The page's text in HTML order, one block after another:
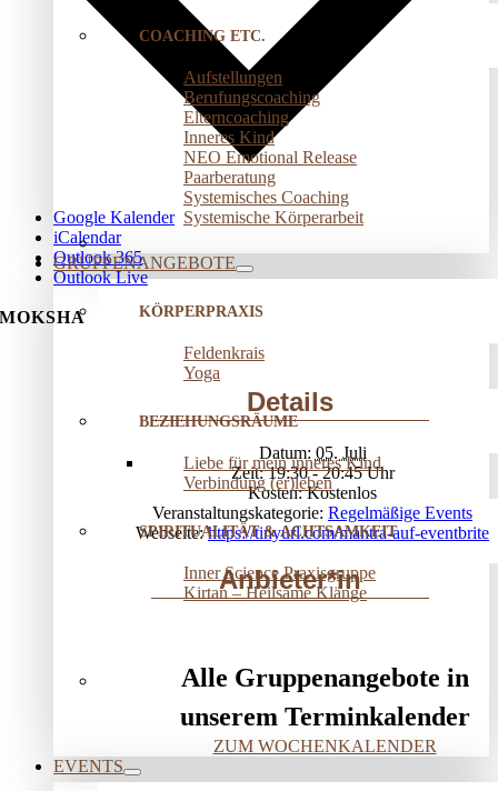
COACHING ETC.
Aufstellungen
Berufungscoaching
Elterncoaching
Inneres Kind
NEO Emotional Release
Paarberatung
Systemisches Coaching
Systemische Körperarbeit
GRUPPENANGEBOTE
KÖRPERPRAXIS
Feldenkrais
Yoga
BEZIEHUNGSRÄUME
Liebe für mein inneres Kind
Verbindung (er)leben
SPIRITUALITÄT & ACHTSAMKEIT
Inner Science Praxisgruppe
Kirtan – Heilsame Klänge
Alle Gruppenangebote in
unserem Terminkalender
ZUM WOCHENKALENDER
EVENTS
Google Kalender
iCalendar
Outlook 365
Outlook Live
Details
Datum: 05. Juli
Zeit: 19:30 - 20:45
Kosten: Kostenlos
Veranstaltungskategorie: Regelmäßige Events
Webseite: https://tinyurl.com/mantra-auf-eventbrite
Anbieter*in
MOKSHA